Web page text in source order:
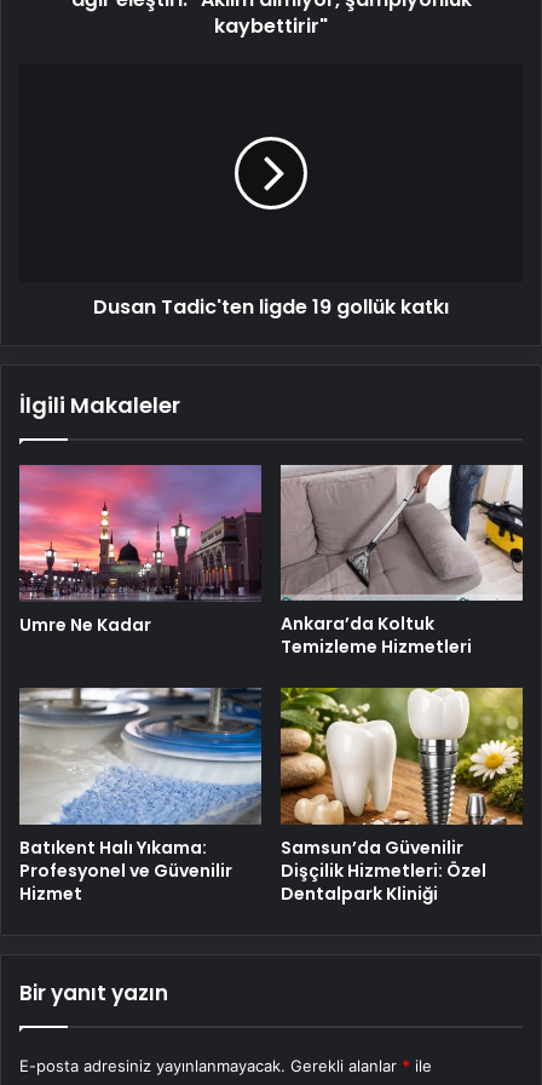
kaybettirir"
Dusan Tadic'ten ligde 19 gollük katkı
İlgili Makaleler
Umre Ne Kadar
Ankara’da Koltuk
Temizleme Hizmetleri
Batıkent Halı Yıkama:
Profesyonel ve Güvenilir
Hizmet
Samsun’da Güvenilir
Dişçilik Hizmetleri: Özel
Dentalpark Kliniği
Bir yanıt yazın
E-posta adresiniz yayınlanmayacak. Gerekli alanlar * ile